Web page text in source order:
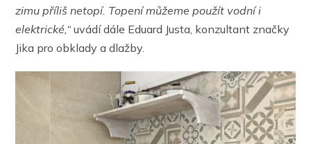
zimu příliš netopí. Topení můžeme použít vodní i
elektrické,“ uvádí dále Eduard Justa, konzultant značky
Jika pro obklady a dlažby.